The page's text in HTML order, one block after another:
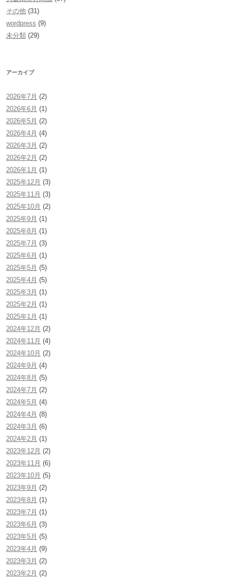
その他 (31)
wordpress (9)
未分類 (29)
アーカイブ
2026年7月 (2)
2026年6月 (1)
2026年5月 (2)
2026年4月 (4)
2026年3月 (2)
2026年2月 (2)
2026年1月 (1)
2025年12月 (3)
2025年11月 (3)
2025年10月 (2)
2025年9月 (1)
2025年8月 (1)
2025年7月 (3)
2025年6月 (1)
2025年5月 (5)
2025年4月 (5)
2025年3月 (1)
2025年2月 (1)
2025年1月 (1)
2024年12月 (2)
2024年11月 (4)
2024年10月 (2)
2024年9月 (4)
2024年8月 (5)
2024年7月 (2)
2024年5月 (4)
2024年4月 (8)
2024年3月 (6)
2024年2月 (1)
2023年12月 (2)
2023年11月 (6)
2023年10月 (5)
2023年9月 (2)
2023年8月 (1)
2023年7月 (1)
2023年6月 (3)
2023年5月 (5)
2023年4月 (9)
2023年3月 (2)
2023年2月 (2)